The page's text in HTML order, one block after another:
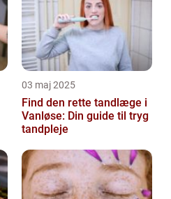
03 maj 2025
Find den rette tandlæge i
Vanløse: Din guide til tryg
tandpleje